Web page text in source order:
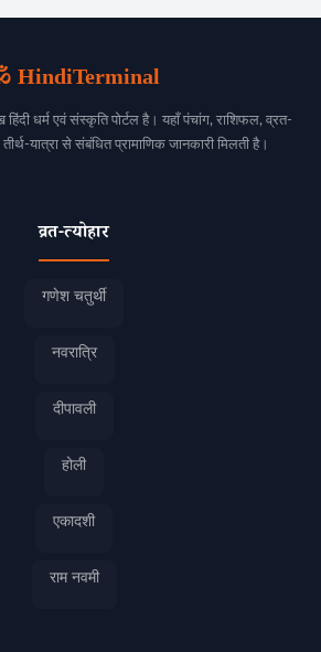
HindiTerminal
धर्म एवं संस्कृति पोर्टल है। यहाँ पंचांग, राशिफल, व्रत-
यात्रा से संबंधित प्रामाणिक जानकारी मिलती है।
व्रत-त्योहार
गणेश चतुर्थी
नवरात्रि
दीपावली
होली
एकादशी
राम नवमी